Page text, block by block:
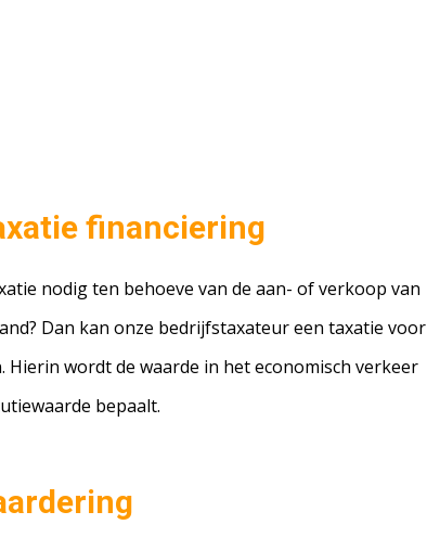
financiering
nodig ten behoeve van de aan- of verkoop van
Dan kan onze bedrijfstaxateur een taxatie voor
Hierin wordt de waarde in het economisch verkeer
bepaalt.